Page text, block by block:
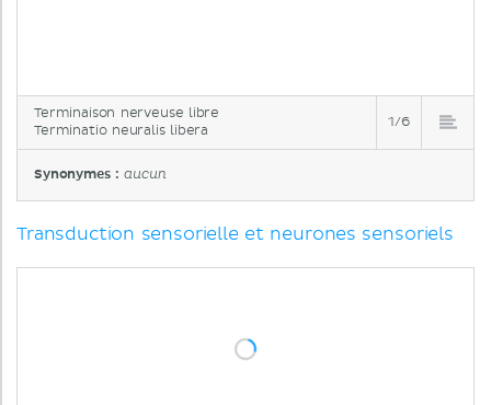
Terminaison nerveuse libre
Terminatio neuralis libera
1/6
Synonymes :aucun
Transduction sensorielle et neurones sensoriels